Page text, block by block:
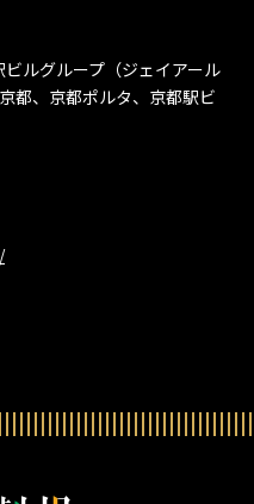
ルグループ（ジェイアール
都、京都ポルタ、京都駅ビ